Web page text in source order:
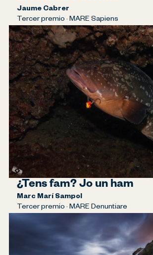
Jaume Cabrer
Tercer premio · MARE Sapiens
¿Tens fam? Jo un ham
Marc Marí Sampol
Tercer premio · MARE Denuntiare